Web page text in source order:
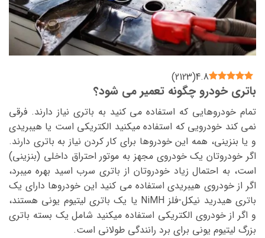
4.8
(
2123
)
باتری خودرو چگونه تعمیر می شود؟
تمام خودروهایی که استفاده می کنید به باتری نیاز دارند. فرقی
نمی کند خودرویی که استفاده میکنید الکتریکی است یا هیبریدی
و یا بنزینی، همه این خودروها برای کار کردن نیاز به باتری دارند.
اگر خودروتان یک خودروی مجهز به موتور احتراق داخلی (بنزینی)
است، به احتمال زیاد خودروتان از باتری سرب اسید بهره میبرد،
اگر از خودروی هیبریدی استفاده می کنید این خودروها دارای یک
باتری هیدرید نیکل-فلز NiMH یا یک باتری لیتیوم یونی هستند،
و اگر از خودروی الکتریکی استفاده میکنید شامل یک بسته باتری
بزرگ لیتیوم یونی برای برد رانندگی طولانی است.